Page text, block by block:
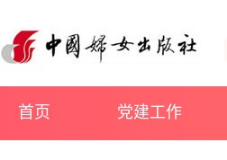
首页 党建工作